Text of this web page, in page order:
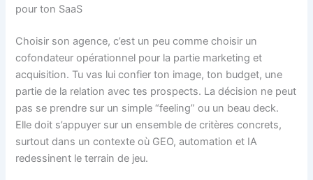
pour ton SaaS
Choisir son agence, c’est un peu comme choisir un
cofondateur opérationnel pour la partie marketing et
acquisition. Tu vas lui confier ton image, ton budget, une
partie de la relation avec tes prospects. La décision ne peut
pas se prendre sur un simple “feeling” ou un beau deck.
Elle doit s’appuyer sur un ensemble de critères concrets,
surtout dans un contexte où GEO, automation et IA
redessinent le terrain de jeu.